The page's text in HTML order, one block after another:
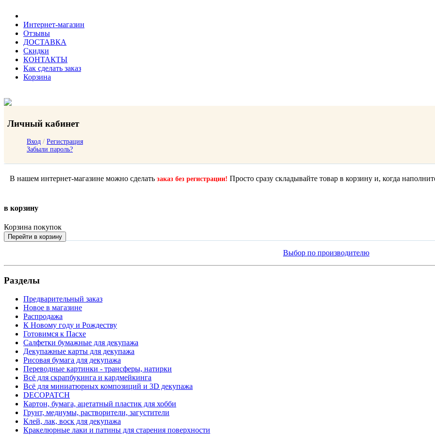
Интернет-магазин
Отзывы
ДОСТАВКА
Скидки
КОНТАКТЫ
Как сделать заказ
Корзина
Личный кабинет
Вход / Регистрация
Забыли пароль?
В нашем интернет-магазине можно сделать заказ без регистрации! Просто сразу складывайте товар в корзину и, когда
в корзину
Корзина покупок
Перейти в корзину
Выбор по производителю
Разделы
Предварительный заказ
Новое в магазине
Распродажа
К Новому году и Рождеству
Готовимся к Пасхе
Салфетки бумажные для декупажа
Декупажные карты для декупажа
Рисовая бумага для декупажа
Переводные картинки - трансферы, натирки
Всё для скрапбукинга и кардмейкинга
Всё для миниатюрных композиций и 3D декупажа
DECOPATCH
Картон, бумага, ацетатный пластик для хобби
Грунт, медиумы, растворители, загустители
Клей, лак, воск для декупажа
Кракелюрные лаки и патины для старения поверхности